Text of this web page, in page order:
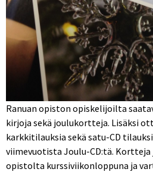
Ranuan opiston opiskelijoilta
kirjoja sekä joulukortteja. Lisäksi
karkkitilauksia sekä satu-CD
viimevuotista Joulu-CD:tä.
opistolta kurssiviikonloppuna ja